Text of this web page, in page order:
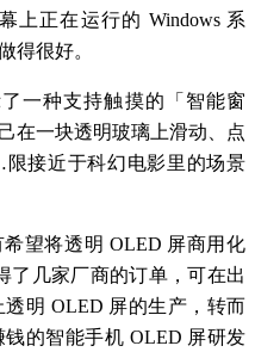
上正在运行的 Windows 系
得很好。
一种支持触摸的「智能窗
在一块透明玻璃上滑动、点
接近于科幻电影里的场景
望将透明 OLED 屏商用化
几家厂商的订单，可在出
明 OLED 屏的生产，转而
的智能手机 OLED 屏研发